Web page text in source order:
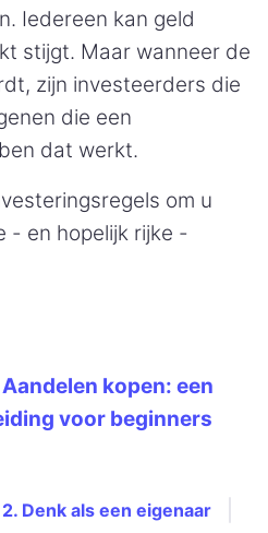
Iedereen kan geld
stijgt. Maar wanneer de
zijn investeerders die
die een
dat werkt.
om u
- en hopelijk rijke -
Aandelen kopen: een
voor beginners
2. Denk als een eigenaar